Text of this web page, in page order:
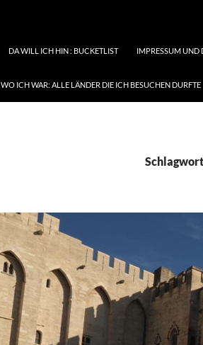
DA WILL ICH HIN : BUCKETLIST IMPRESSUM UND
WO ICH WAR: ALLE LÄNDER DIE ICH BESUCHEN DURFTE